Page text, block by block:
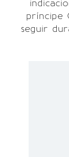
príncipe
seguir